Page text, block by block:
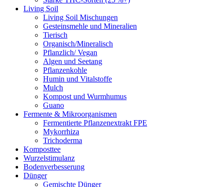
Living Soil
Living Soil Mischungen
Gesteinsmehle und Mineralien
Tierisch
Organisch/Mineralisch
Pflanzlich/ Vegan
Algen und Seetang
Pflanzenkohle
Humin und Vitalstoffe
Mulch
Kompost und Wurmhumus
Guano
Fermente & Mikroorganismen
Fermentierte Pflanzenextrakt FPE
Mykorrhiza
Trichoderma
Komposttee
Wurzelstimulanz
Bodenverbesserung
Dünger
Gemischte Dünger